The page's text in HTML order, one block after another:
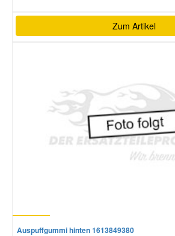
Zum Artikel
Auspuffgummi hinten 1613849380